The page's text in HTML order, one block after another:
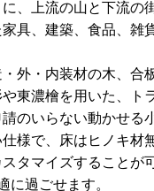
、上流の山と下流の
具、建築、食品、雑
外・内装材の木、合
東濃檜を用いた、ト
のいらない動かせる
様で、床はヒノキ材
タマイズすることが
に過ごせます。